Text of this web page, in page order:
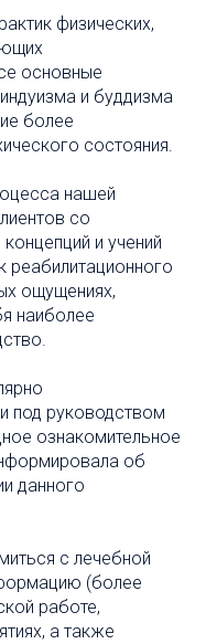
физических,
основные
и буддизма
более
состояния.
нашей
со
и учений
реабилитационного
ощущениях,
наиболее
под руководством
ознакомительное
об
данного
с лечебной
(более
работе,
а также